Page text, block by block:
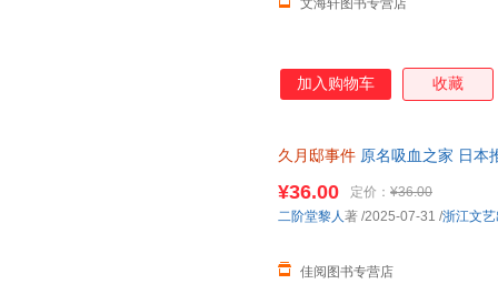
文海轩图书专营店
加入购物车 收藏
久月邸事件 原名吸血之家 日本
¥36.00 定价： ¥36.00
佳阅图书专营店
二阶堂黎人著 /2025-07-31 /浙江文